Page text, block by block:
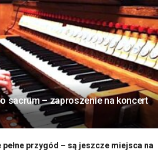
sacrum – zaproszenie na koncert
pełne przygód – są jeszcze miejsca na